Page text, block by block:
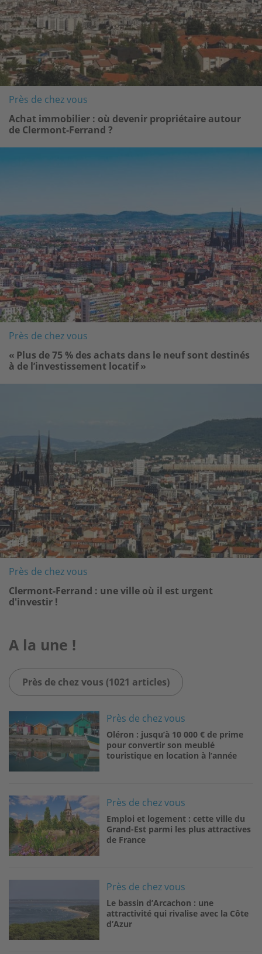
Près de chez vous
Achat immobilier : où devenir propriétaire autour
de Clermont-Ferrand ?
Près de chez vous
« Plus de 75 % des achats dans le neuf sont destinés
à de l’investissement locatif »
Image
Près de chez vous
Clermont-Ferrand : une ville où il est urgent
d'investir !
A la une !
Près de chez vous (1021 articles)
Près de chez vous
Oléron : jusqu’à 10 000 € de prime
pour convertir son meublé
touristique en location à l’année
Image Près de chez vous
Emploi et logement : cette ville du
Grand-Est parmi les plus attractives
de France
Près de chez vous
Le bassin d’Arcachon : une
attractivité qui rivalise avec la Côte
d’Azur